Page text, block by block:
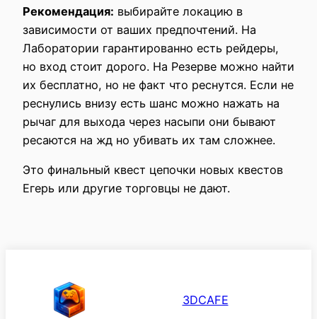
Рекомендация: выбирайте локацию в
зависимости от ваших предпочтений. На
Лаборатории гарантированно есть рейдеры,
но вход стоит дорого. На Резерве можно найти
их бесплатно, но не факт что реснутся. Если не
реснулись внизу есть шанс можно нажать на
рычаг для выхода через насыпи они бывают
ресаются на жд но убивать их там сложнее.
Это финальный квест цепочки новых квестов
Егерь или другие торговцы не дают.
3DCAFE